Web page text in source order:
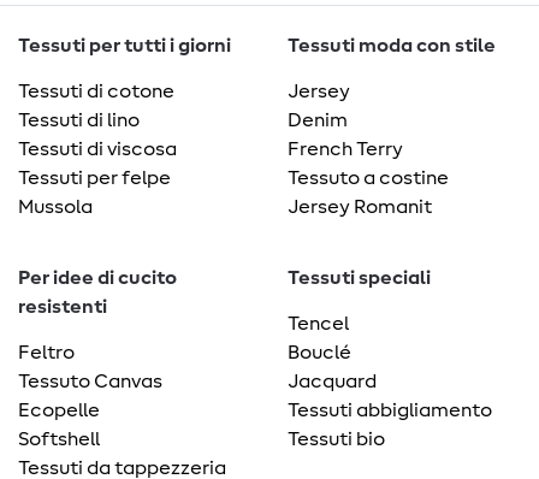
Tessuti per tutti i giorni
Tessuti di cotone
Tessuti di lino
Tessuti di viscosa
Tessuti per felpe
Mussola
Tessuti moda con stile
Jersey
Denim
French Terry
Tessuto a costine
Jersey Romanit
Per idee di cucito
resistenti
Feltro
Tessuto Canvas
Ecopelle
Softshell
Tessuti da tappezzeria
Tessuti speciali
Tencel
Bouclé
Jacquard
Tessuti abbigliamento
Tessuti bio